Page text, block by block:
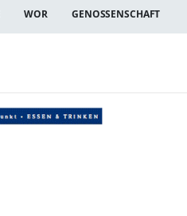
WOR GENOSSENSCHAFT